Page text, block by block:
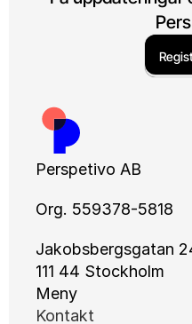
Perspetivo AB
Org. 559378-5818
Jakobsbergsgatan
111 44 Stockholm
Meny
Kontakt